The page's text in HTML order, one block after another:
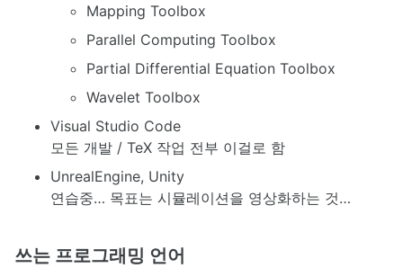
Mapping Toolbox
Parallel Computing Toolbox
Partial Differential Equation Toolbox
Wavelet Toolbox
Visual Studio Code
모든 개발 / TeX 작업 전부 이걸로 함
UnrealEngine, Unity
연습중… 목표는 시뮬레이션을 영상화하는 것…
쓰는 프로그래밍 언어